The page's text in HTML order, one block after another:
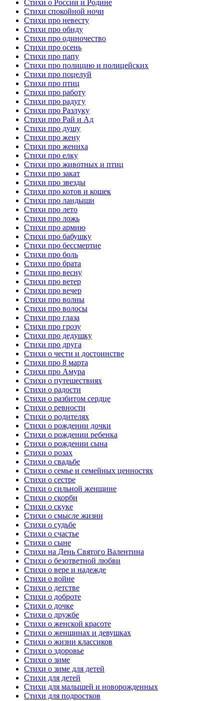
Стихи о России и Родине
Стихи спокойной ночи
Стихи про невесту
Стихи про обиду
Стихи про одиночество
Стихи про осень
Стихи про папу
Стихи про полицию и полицейских
Стихи про поцелуй
Стихи про птиц
Стихи про работу
Стихи про радугу
Стихи про Разлуку
Стихи про Рай и Ад
Стихи про душу
Стихи про жену
Стихи про жениха
Стихи про елку
Стихи про животных и птиц
Стихи про закат
Стихи про звезды
Стихи про котов и кошек
Стихи про ландыши
Стихи про лето
Стихи про ложь
Стихи про армию
Стихи про бабушку
Стихи про бессмертие
Стихи про боль
Стихи про брата
Стихи про весну
Стихи про ветер
Стихи про вечер
Стихи про волны
Стихи про волосы
Стихи про глаза
Стихи про грозу
Стихи про дедушку
Стихи про друга
Стихи о чести и достоинстве
Стихи про 8 марта
Стихи про Амура
Стихи о путешествиях
Стихи о радости
Стихи о разбитом сердце
Стихи о ревности
Стихи о родителях
Стихи о рождении дочки
Стихи о рождении ребенка
Стихи о рождении сына
Стихи о розах
Стихи о свадьбе
Стихи о семье и семейных ценностях
Стихи о сестре
Стихи о сильной женщине
Стихи о скорби
Стихи о скуке
Стихи о смысле жизни
Стихи о судьбе
Стихи о счастье
Стихи о сыне
Стихи на День Святого Валентина
Стихи о безответной любви
Стихи о вере и надежде
Стихи о войне
Стихи о детстве
Стихи о доброте
Стихи о дочке
Стихи о дружбе
Стихи о женской красоте
Стихи о женщинах и девушках
Стихи о жизни классиков
Стихи о здоровье
Стихи о зиме
Стихи о зиме для детей
Стихи для детей
Стихи для малышей и новорожденных
Стихи для подростков